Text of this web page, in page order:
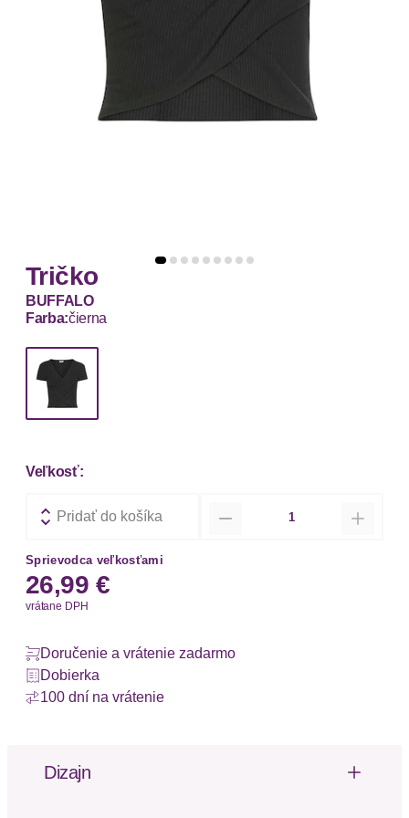
Tričko
BUFFALO
Farba:čierna
Veľkosť:
Pridať do košíka
Sprievodca veľkosťami
26,99 €
vrátane DPH
Doručenie a vrátenie zadarmo
Dobierka
100 dní na vrátenie
Dizajn